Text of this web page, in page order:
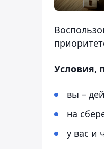
Условия,
вы –
на
у вас и